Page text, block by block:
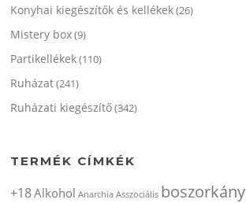
Konyhai kiegészítők és kellékek(26)
Mistery box(9)
Partikellékek(110)
Ruházat(241)
Ruházati kiegészítő(342)
TERMÉK CÍMKÉK
+18Alkohol Anarchia Asszociális boszorkány